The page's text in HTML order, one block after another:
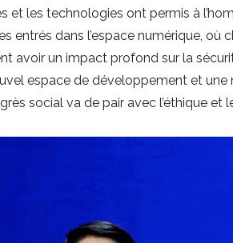
les technologies ont permis à
entrés dans l’espace numérique,
avoir un impact profond sur la
espace de développement et
social va de pair avec l’éthique